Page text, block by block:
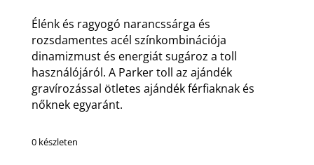
Élénk és ragyogó narancssárga és
rozsdamentes acél színkombinációja
dinamizmust és energiát sugároz a toll
használójáról. A Parker toll az ajándék
gravírozással ötletes ajándék férfiaknak és
nőknek egyaránt.
0 készleten